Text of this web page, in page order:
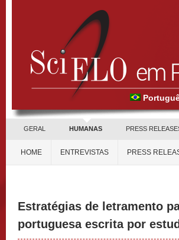
GERAL HUMANAS PRESS
HOME ENTREVISTAS PRESS
Estratégias de letramento
portuguesa escrita por